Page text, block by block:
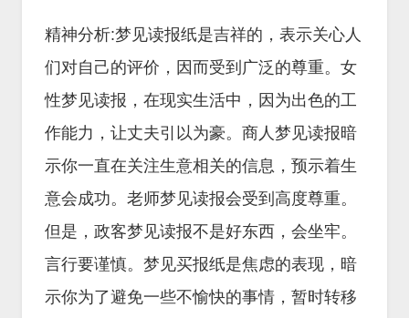
精神分析:梦见读报纸是吉祥的，表示关心人
们对自己的评价，因而受到广泛的尊重。女
性梦见读报，在现实生活中，因为出色的工
作能力，让丈夫引以为豪。商人梦见读报暗
示你一直在关注生意相关的信息，预示着生
意会成功。老师梦见读报会受到高度尊重。
但是，政客梦见读报不是好东西，会坐牢。
言行要谨慎。梦见买报纸是焦虑的表现，暗
示你为了避免一些不愉快的事情，暂时转移